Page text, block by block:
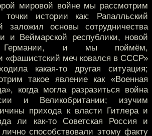
мировой войне мы рассмотрим
точки истории как: Рапалльский
заложил основы сотрудничества
и Веймарской республики, новой
Германии, и мы поймём,
«фашистский меч ковался в СССР»
какая-то другая ситуация;
такое явление как «Военная
когда могла разразиться война
и Великобритании; изучим
прихода к власти Гитлера и
ли как-то Советская Россия и
способствовали этому факту